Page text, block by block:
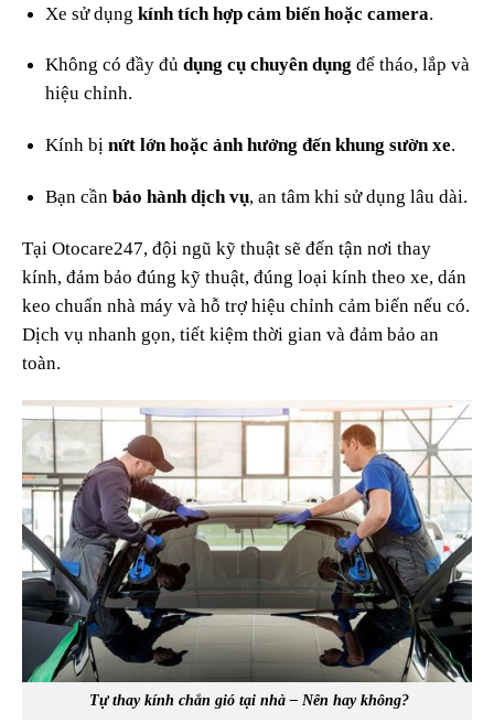
Xe sử dụng kính tích hợp cảm biến hoặc camera.
Không có đầy đủ dụng cụ chuyên dụng để tháo, lắp và
hiệu chỉnh.
Kính bị nứt lớn hoặc ảnh hưởng đến khung sườn xe.
Bạn cần bảo hành dịch vụ, an tâm khi sử dụng lâu dài.
Tại Otocare247, đội ngũ kỹ thuật sẽ đến tận nơi thay
kính, đảm bảo đúng kỹ thuật, đúng loại kính theo xe, dán
keo chuẩn nhà máy và hỗ trợ hiệu chỉnh cảm biến nếu có.
Dịch vụ nhanh gọn, tiết kiệm thời gian và đảm bảo an
toàn.
Tự thay kính chắn gió tại nhà – Nên hay không?